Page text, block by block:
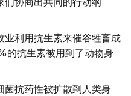
业利用抗生素来催谷牲畜成
的抗生素被用到了动物身
菌抗药性被扩散到人类身